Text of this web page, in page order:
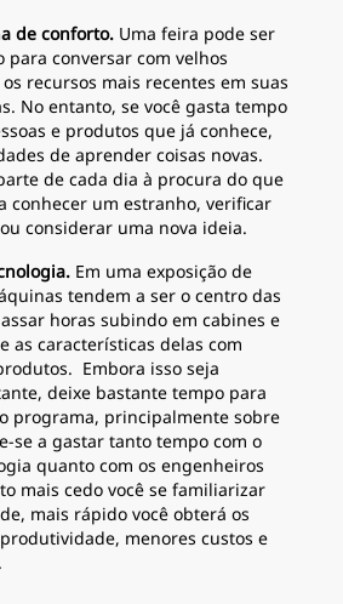
de conforto. Uma feira pode ser
para conversar com velhos
recursos mais recentes em suas
No entanto, se você gasta tempo
e produtos que já conhece,
de aprender coisas novas.
de cada dia à procura do que
conhecer um estranho, verificar
considerar uma nova ideia.
Em uma exposição de
tendem a ser o centro das
horas subindo em cabines e
as características delas com
Embora isso seja
deixe bastante tempo para
programa, principalmente sobre
se a gastar tanto tempo com o
quanto com os engenheiros
mais cedo você se familiarizar
mais rápido você obterá os
menores custos e